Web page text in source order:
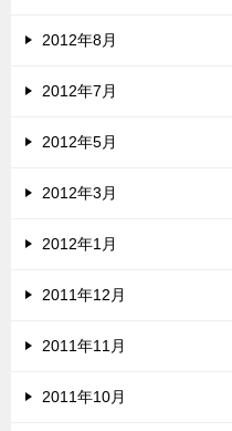
2012年8月
2012年7月
2012年5月
2012年3月
2012年1月
2011年12月
2011年11月
2011年10月